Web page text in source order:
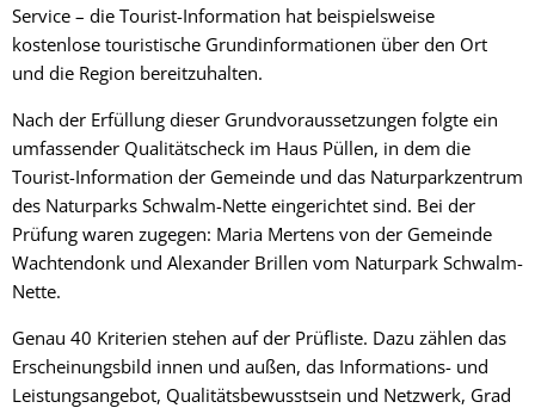
Service – die Tourist-Information hat beispielsweise
kostenlose touristische Grundinformationen über den Ort
und die Region bereitzuhalten.
Nach der Erfüllung dieser Grundvoraussetzungen folgte ein
umfassender Qualitätscheck im Haus Püllen, in dem die
Tourist-Information der Gemeinde und das Naturparkzentrum
des Naturparks Schwalm-Nette eingerichtet sind. Bei der
Prüfung waren zugegen: Maria Mertens von der Gemeinde
Wachtendonk und Alexander Brillen vom Naturpark Schwalm-
Nette.
Genau 40 Kriterien stehen auf der Prüfliste. Dazu zählen das
Erscheinungsbild innen und außen, das Informations- und
Leistungsangebot, Qualitätsbewusstsein und Netzwerk, Grad